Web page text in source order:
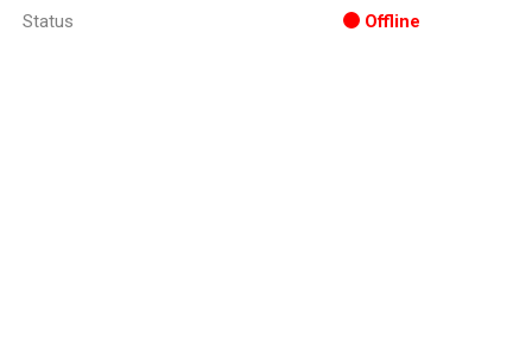
Status Offline